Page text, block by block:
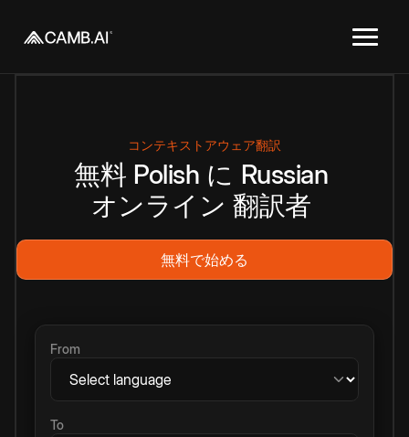
コンテキストアウェア翻訳
無料 Polish に Russian
オンライン 翻訳者
無料で始める
From
To